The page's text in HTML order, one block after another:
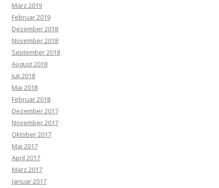
März 2019
Februar 2019
Dezember 2018
November 2018
September 2018
August 2018
Juli 2018
Mai 2018
Februar 2018
Dezember 2017
November 2017
Oktober 2017
Mai 2017
April 2017
März 2017
Januar 2017